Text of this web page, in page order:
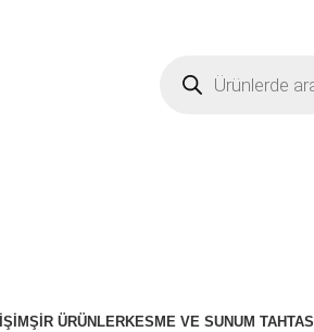
ŞIMŞIR ÜRÜNLERKESME VE SUNUM TAHTASI